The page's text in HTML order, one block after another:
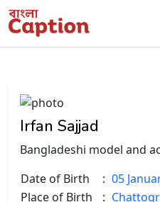
Irfan Sajjad
Bangladeshi model and
Date of Birth
: 05
Place of Birth
: